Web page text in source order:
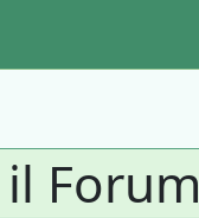
Forum